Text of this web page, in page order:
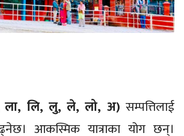
लि, लु, ले, लो, अ) सम्पत्तिलाई
आकस्मिक यात्राका योग छन्।